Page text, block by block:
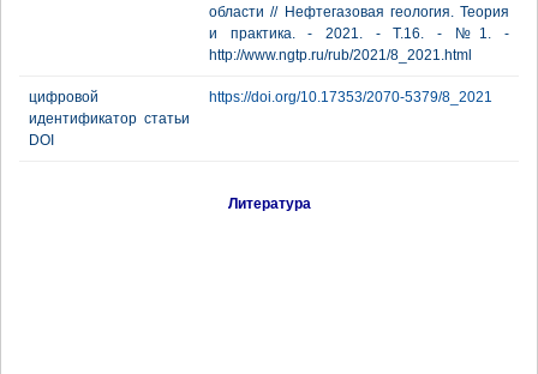
области // Нефтегазовая геология. Теория
и практика. - 2021. - Т.16. - №1. -
http://www.ngtp.ru/rub/2021/8_2021.html
цифровой
идентификатор статьи
DOI
https://doi.org/10.17353/2070-5379/8_2021
Литература